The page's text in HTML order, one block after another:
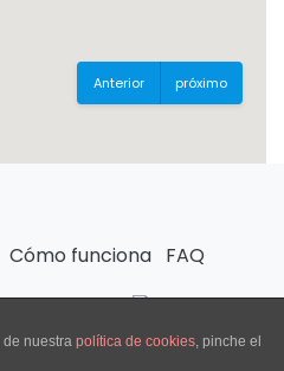
Anterior próximo
Cómo funciona FAQ
nuestra política de cookies, pinche el